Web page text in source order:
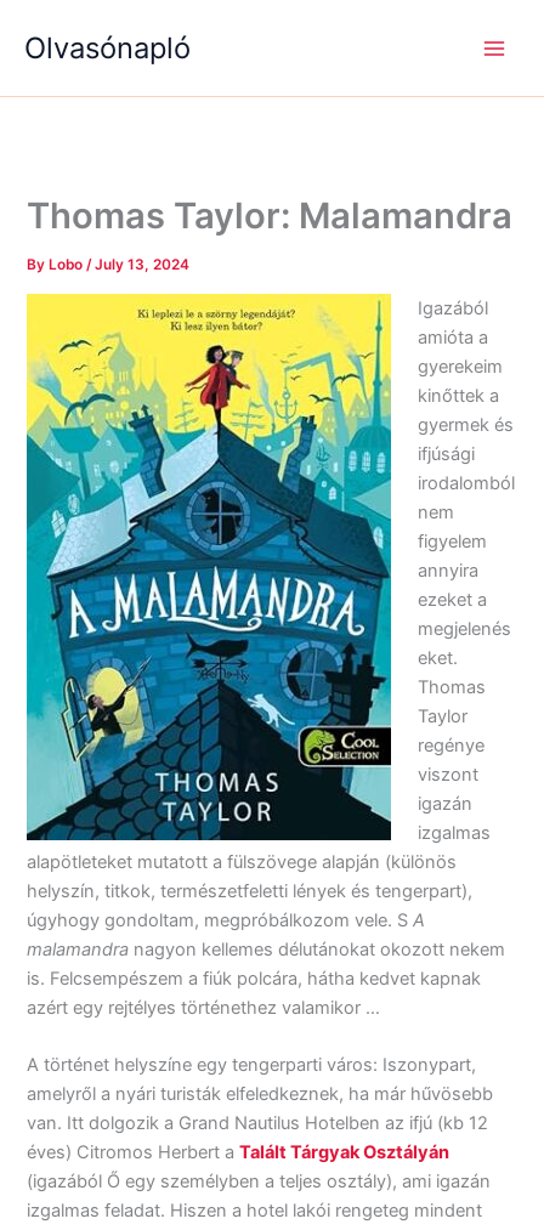
Olvasónapló
Thomas Taylor: Malamandra
By Lobo/July 13, 2024
Igazából
amióta a
gyerekeim
kinőttek a
gyermek és
ifjúsági
irodalomból
nem
figyelem
annyira
ezeket a
megjelenés
eket.
Thomas
Taylor
regénye
viszont
igazán
izgalmas
alapötleteket mutatott a fülszövege alapján (különös
helyszín, titkok, természetfeletti lények és tengerpart),
úgyhogy gondoltam, megpróbálkozom vele. SA
malamandra nagyon kellemes délutánokat okozott nekem
is. Felcsempészem a fiúk polcára, hátha kedvet kapnak
azért egy rejtélyes történethez valamikor …
A történet helyszíne egy tengerparti város: Iszonypart,
amelyről a nyári turisták elfeledkeznek, ha már hűvösebb
van. Itt dolgozik a Grand Nautilus Hotelben az ifjú (kb 12
éves) Citromos Herbert aTalált Tárgyak Osztályán
(igazából Ő egy személyben a teljes osztály), ami igazán
izgalmas feladat. Hiszen a hotel lakói rengeteg mindent
e
a
é
g
k
é
g
k